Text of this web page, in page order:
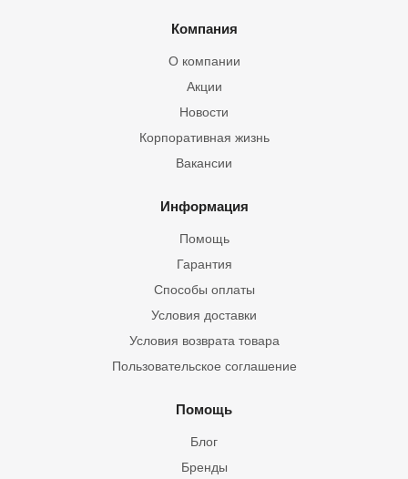
Компания
О компании
Акции
Новости
Корпоративная жизнь
Вакансии
Информация
Помощь
Гарантия
Способы оплаты
Условия доставки
Условия возврата товара
Пользовательское соглашение
Помощь
Блог
Бренды